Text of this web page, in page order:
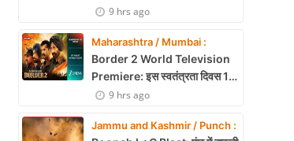
निर्माण और नेतृत्व पर रखेंगे विचार
9 hrs ago
Maharashtra / Mumbai :
Border 2 World Television
Premiere: इस स्वतंत्रता दिवस 15
अगस्त को शाम 7:30 बजे सिर्फ Zee
9 hrs ago
Jammu and Kashmir / Punch :